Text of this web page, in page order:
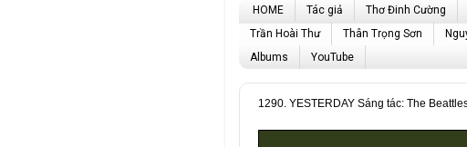
HOME Tác giả Thơ Đinh Cường
Trần Hoài Thư
Thân Trọng Sơn
Albums
YouTube
1290. YESTERDAY Sáng tác: The